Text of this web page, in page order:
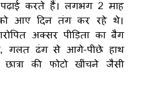
करते हैं। लगभग 2 माह
को आए दिन तंग कर रहे थे।
अक्सर पीड़िता का बैग
गलत ढंग से आगे-पीछे हाथ
की फोटो खींचने जैसी